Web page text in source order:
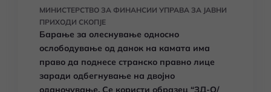
МИНИСТЕРСТВО ЗА ФИНАНСИИ УПРАВА ЗА ЈАВНИ
ПРИХОДИ СКОПЈЕ
Барање за олеснување односно
ослободување од данок на камата има
право да поднесе странско правно лице
заради одбегнување на двојно
оданочување. Се користи образец “ЗД-О/